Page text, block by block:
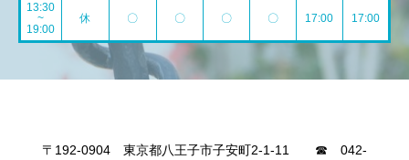
13:30
~
19:00
休 〇 〇 〇 〇 17:00 17:00
〒192-0904 東京都八王子市子安町2-1-11 ☎ 042-